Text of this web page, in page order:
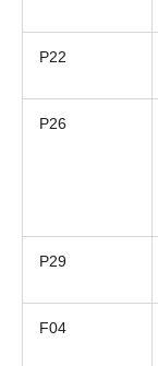
P22
P26
P29
F04
お問合
(ご選択くだ